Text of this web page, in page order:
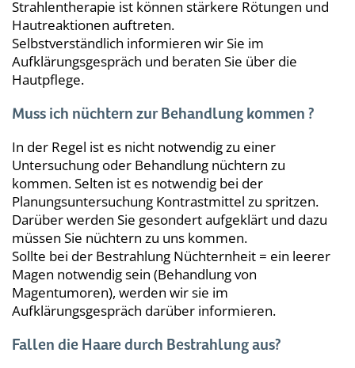
Strahlentherapie ist können stärkere Rötungen und
Hautreaktionen auftreten.
Selbstverständlich informieren wir Sie im
Aufklärungsgespräch und beraten Sie über die
Hautpflege.
Muss ich nüchtern zur Behandlung kommen ?
In der Regel ist es nicht notwendig zu einer
Untersuchung oder Behandlung nüchtern zu
kommen. Selten ist es notwendig bei der
Planungsuntersuchung Kontrastmittel zu spritzen.
Darüber werden Sie gesondert aufgeklärt und dazu
müssen Sie nüchtern zu uns kommen.
Sollte bei der Bestrahlung Nüchternheit = ein leerer
Magen notwendig sein (Behandlung von
Magentumoren), werden wir sie im
Aufklärungsgespräch darüber informieren.
Fallen die Haare durch Bestrahlung aus?